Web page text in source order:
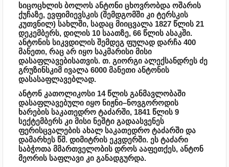
სიცოცხლის ბოლოს ანტონი ცხოვრობდა ოშარის
ქუჩაზე, ევფიმიევსკის (შემდგომში კი ტერსკის
კუთვნილ) სახლში, სადაც მიიცვალა 1827 წლის 21
დეკემბერს, დილის 10 საათზე, 66 წლის ასაკში.
ანტონის სიკვდილის შემდეგ ფულად დარჩა 400
მანეთი, რაც არ იყო საკმარისი მისი
დასაფლავებისათვის. თ. გიორგი ალექსანდრეს ძე
გრუზინსკიმ ივალა 6000 მანეთი ანტონის
დასასაფლავებლად.
ანტონ კათოლიკოსი 14 წლის განმავლობაში
დასაფლავებული იყო ნიჟნი–ნოვგოროდის
ხარების საკათედრო ტაძარში, 1841 წლის 9
სექტემბერს კი მისი ნეშტი გადაასვენეს
ფერისცვალების ახალ საკათედრო ტაძარში და
დამარხეს წმ. დიმიტრის ეკვდერში. ეს ტაძარი
საბჭოთა მმართველობის დროს ააფეთქეს, ანტონ
მეორის საფლავი კი განადგურდა.